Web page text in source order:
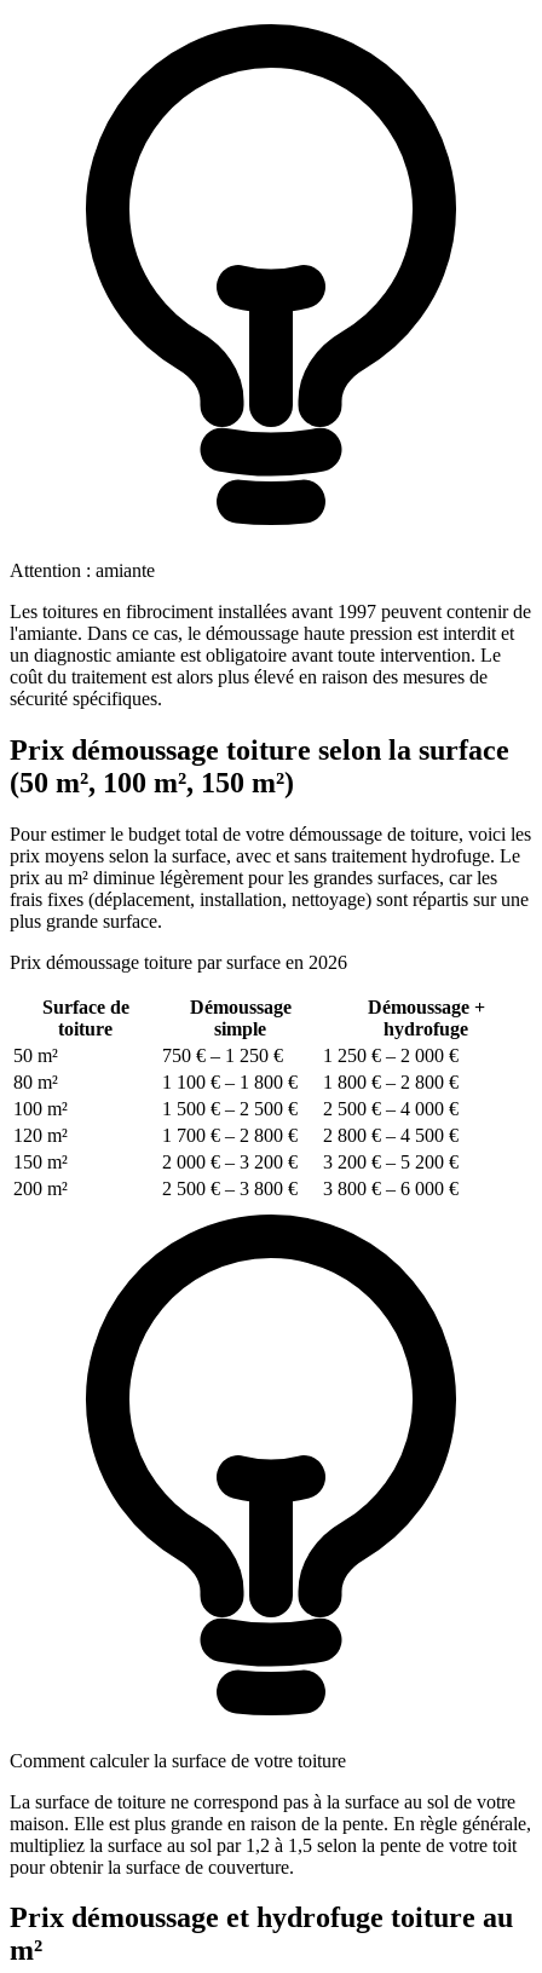
Attention : amiante
Les toitures en fibrociment installées avant 1997 peuvent contenir de
l'amiante. Dans ce cas, le démoussage haute pression est interdit et
un diagnostic amiante est obligatoire avant toute intervention. Le
coût du traitement est alors plus élevé en raison des mesures de
sécurité spécifiques.
Prix démoussage toiture selon la surface
(50 m², 100 m², 150 m²)
Pour estimer le budget total de votre démoussage de toiture, voici les
prix moyens selon la surface, avec et sans traitement hydrofuge. Le
prix au m² diminue légèrement pour les grandes surfaces, car les
frais fixes (déplacement, installation, nettoyage) sont répartis sur une
plus grande surface.
Prix démoussage toiture par surface en 2026
Surface de
toiture
Démoussage
simple
Démoussage +
hydrofuge
50 m²
750 € – 1 250 €
1 250 € – 2 000 €
80 m²
1 100 € – 1 800 €
1 800 € – 2 800 €
100 m²
1 500 € – 2 500 €
2 500 € – 4 000 €
120 m²
1 700 € – 2 800 €
2 800 € – 4 500 €
150 m²
2 000 € – 3 200 €
3 200 € – 5 200 €
200 m²
2 500 € – 3 800 € 3 800 € – 6 000 €
Comment calculer la surface de votre toiture
La surface de toiture ne correspond pas à la surface au sol de votre
maison. Elle est plus grande en raison de la pente. En règle générale,
multipliez la surface au sol par 1,2 à 1,5 selon la pente de votre toit
pour obtenir la surface de couverture.
Prix démoussage et hydrofuge toiture au
m²